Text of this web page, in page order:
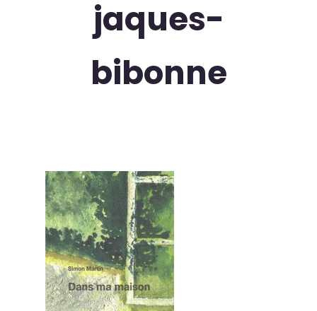
jaques-
bibonne